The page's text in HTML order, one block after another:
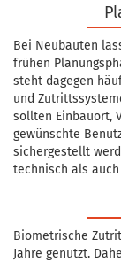
Bei Neubauten
frühen
steht dagegen
und
sollten Einbauort,
gewünschte
sichergestellt
technisch als
Biometrische
Jahre genutzt.